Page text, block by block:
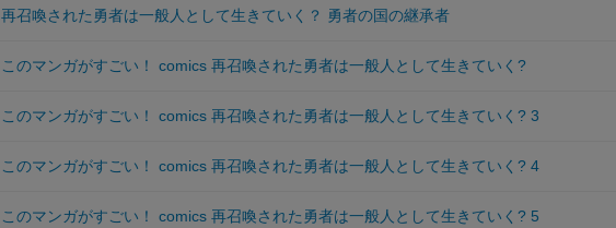
再召喚された勇者は一般人として生きていく？ 勇者の国の継承者
このマンガがすごい！ comics 再召喚された勇者は一般人として生きていく?
このマンガがすごい！ comics 再召喚された勇者は一般人として生きていく? 3
このマンガがすごい！ comics 再召喚された勇者は一般人として生きていく? 4
このマンガがすごい！ comics 再召喚された勇者は一般人として生きていく? 5